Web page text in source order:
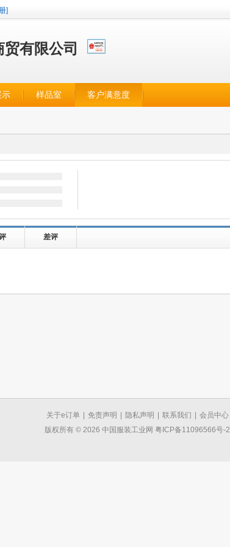
]
有限公司
示 样品室 客户满意度
差评
关于e订单 免责声明 隐私声明 联系我们
会员中心
版权所有 © 2026 中国服装工业网 粤ICP备11096566号-2